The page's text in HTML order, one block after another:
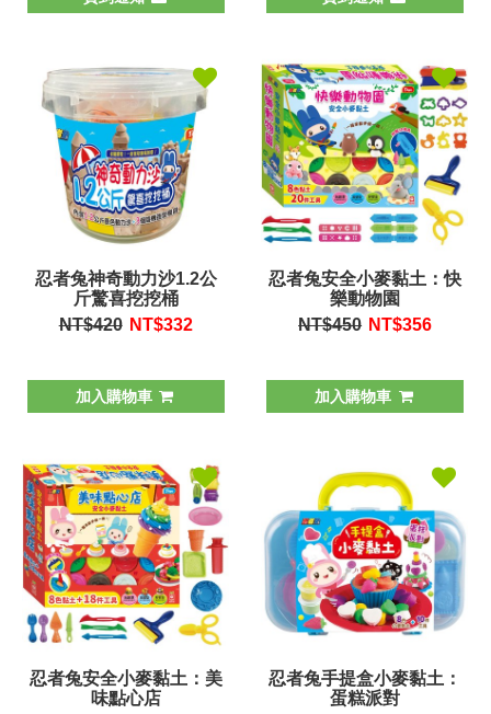
忍者兔神奇動力沙1.2公
斤驚喜挖挖桶
NT$420 NT$332
加入購物車
忍者兔安全小麥黏土：快
樂動物園
NT$450 NT$356
加入購物車
忍者兔安全小麥黏土：美
味點心店
忍者兔手提盒小麥黏土：
蛋糕派對